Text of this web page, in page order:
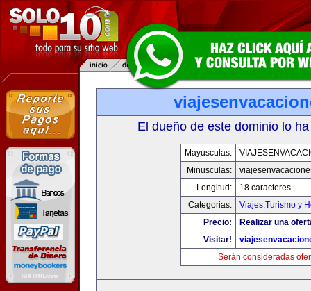
El dueño de este dominio lo
Mayusculas:
Minusculas:
Longitud:
18 caracteres
Categorias:
Viajes,Turismo y
Precio:
Realizar una
Visitar!
Serán consideradas